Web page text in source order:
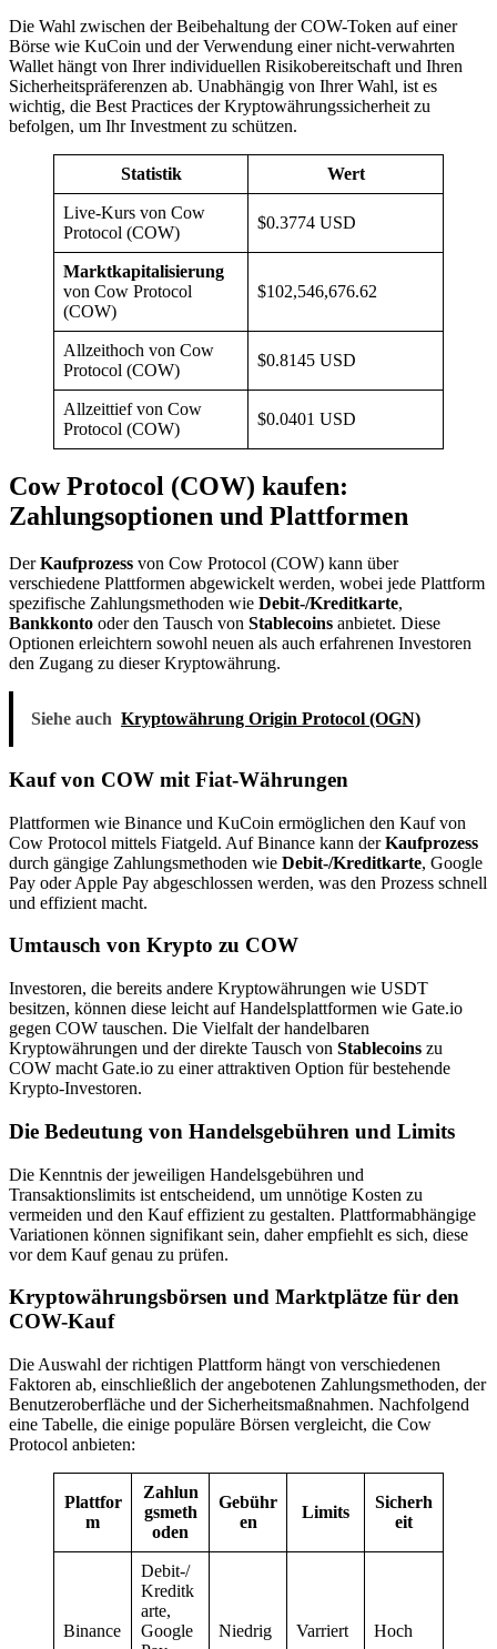
Die Wahl zwischen der Beibehaltung der COW-Token auf einer
Börse wie KuCoin und der Verwendung einer nicht-verwahrten
Wallet hängt von Ihrer individuellen Risikobereitschaft und Ihren
Sicherheitspräferenzen ab. Unabhängig von Ihrer Wahl, ist es
wichtig, die Best Practices der Kryptowährungssicherheit zu
befolgen, um Ihr Investment zu schützen.
Statistik Wert
Live-Kurs von Cow
Protocol (COW)
$0.3774 USD
Marktkapitalisierung
von Cow Protocol
(COW)
$102,546,676.62
Allzeithoch von Cow
Protocol (COW)
$0.8145 USD
Allzeittief von Cow
Protocol (COW)
$0.0401 USD
Cow Protocol (COW) kaufen:
Zahlungsoptionen und Plattformen
DerKaufprozess von Cow Protocol (COW) kann über
verschiedene Plattformen abgewickelt werden, wobei jede Plattform
spezifische Zahlungsmethoden wie Debit-/Kreditkarte,
Bankkonto oder den Tausch von Stablecoins anbietet. Diese
Optionen erleichtern sowohl neuen als auch erfahrenen Investoren
den Zugang zu dieser Kryptowährung.
Siehe auch Kryptowährung Origin Protocol (OGN)
Kauf von COW mit Fiat-Währungen
Plattformen wie Binance und KuCoin ermöglichen den Kauf von
Cow Protocol mittels Fiatgeld. Auf Binance kann derKaufprozess
durch gängige Zahlungsmethoden wie Debit-/Kreditkarte, Google
Pay oder Apple Pay abgeschlossen werden, was den Prozess schnell
und effizient macht.
Umtausch von Krypto zu COW
Investoren, die bereits andere Kryptowährungen wie USDT
besitzen, können diese leicht auf Handelsplattformen wie Gate.io
gegen COW tauschen. Die Vielfalt der handelbaren
Kryptowährungen und der direkte Tausch von Stablecoins zu
COW macht Gate.io zu einer attraktiven Option für bestehende
Krypto-Investoren.
Die Bedeutung von Handelsgebühren und Limits
Die Kenntnis der jeweiligen Handelsgebühren und
Transaktionslimits ist entscheidend, um unnötige Kosten zu
vermeiden und den Kauf effizient zu gestalten. Plattformabhängige
Variationen können signifikant sein, daher empfiehlt es sich, diese
vor dem Kauf genau zu prüfen.
Kryptowährungsbörsen und Marktplätze für den
COW-Kauf
Die Auswahl der richtigen Plattform hängt von verschiedenen
Faktoren ab, einschließlich der angebotenen Zahlungsmethoden, der
Benutzeroberfläche und der Sicherheitsmaßnahmen. Nachfolgend
eine Tabelle, die einige populäre Börsen vergleicht, die Cow
Protocol anbieten:
Plattfor
m
Zahlun
gsmeth
oden
Gebühr
en
Limits
Sicherh
eit
Binance
Debit-/
Kreditk
arte,
Google
Niedrig Varriert Hoch